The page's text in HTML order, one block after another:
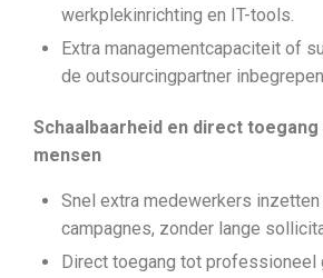
werkplekinrichting en IT-tools.
Extra managementcapaciteit of
de outsourcingpartner
Schaalbaarheid en direct
mensen
Snel extra medewerkers
campagnes, zonder lange
Direct toegang tot professioneel